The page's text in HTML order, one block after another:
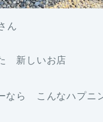
ん
新しいお店
なら こんなハプニ